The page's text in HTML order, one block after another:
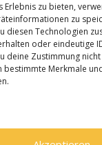
zu bieten,
zu
diesen Technologien
oder eindeutige
deine Zustimmung
bestimmte Merkmale
2107045
linden.de
einfach
- 18:30 Uhr